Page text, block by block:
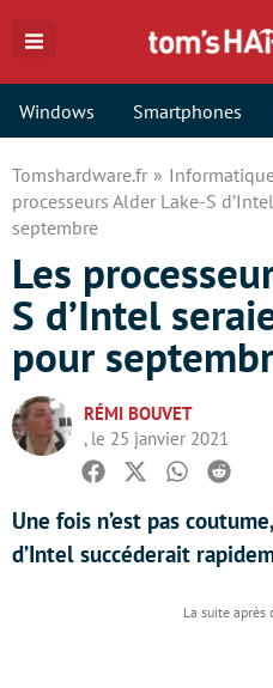
Windows Smartphones
Tomshardware.fr
processeurs Alder Lake-S
septembre
Les
S d’Intel
pour
RÉMI BOUVET
, le 25 janvier 2021
Facebook
TwitterWhatsapp
Reddit
Une fois n’est pas
d’Intel succéderait